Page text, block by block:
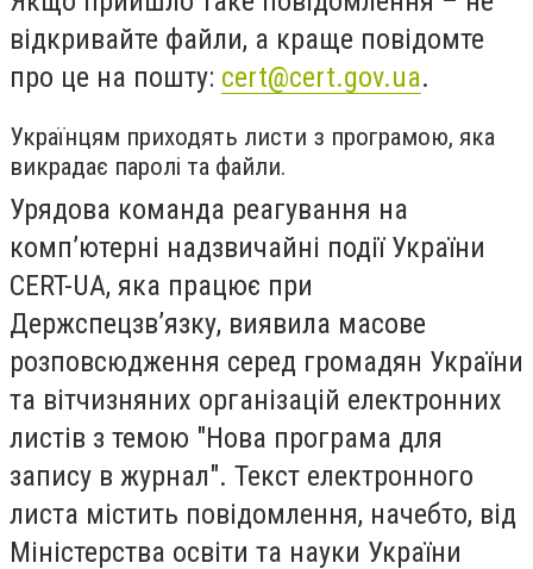
відкривайте файли, а краще повідомте
про це на пошту: cert@cert.gov.ua.
Українцям приходять листи з програмою, яка
викрадає паролі та файли.
Урядова команда реагування на
комп’ютерні надзвичайні події України
CERT-UA, яка працює при
Держспецзв’язку, виявила масове
розповсюдження серед громадян України
та вітчизняних організацій електронних
листів з темою "Нова програма для
запису в журнал". Текст електронного
листа містить повідомлення, начебто, від
Міністерства освіти та науки України